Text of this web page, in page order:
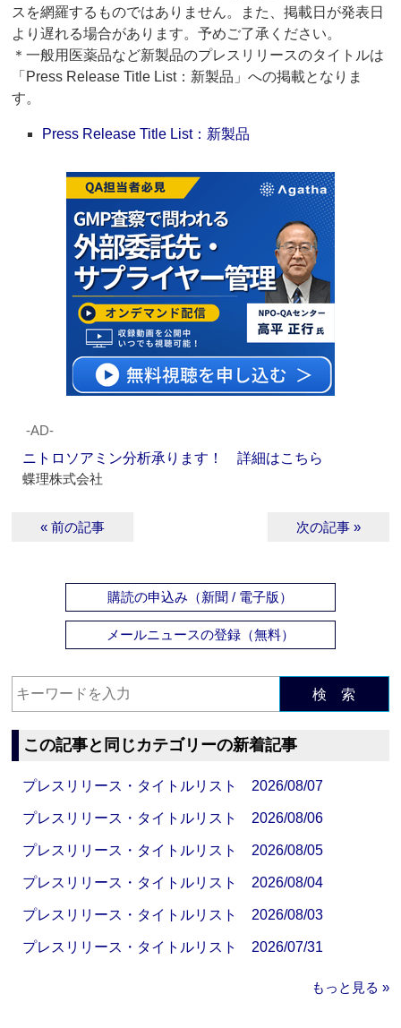
スを網羅するものではありません。また、掲載日が発表日
より遅れる場合があります。予めご了承ください。
＊一般用医薬品など新製品のプレスリリースのタイトルは
「Press Release Title List：新製品」への掲載となりま
す。
Press Release Title List：新製品
‐AD‐
ニトロソアミン分析承ります！ 詳細はこちら
蝶理株式会社
« 前の記事 次の記事 »
購読の申込み（新聞 / 電子版）
メールニュースの登録（無料）
検 索
この記事と同じカテゴリーの新着記事
プレスリリース・タイトルリスト 2026/08/07
プレスリリース・タイトルリスト 2026/08/06
プレスリリース・タイトルリスト 2026/08/05
プレスリリース・タイトルリスト 2026/08/04
プレスリリース・タイトルリスト 2026/08/03
プレスリリース・タイトルリスト 2026/07/31
もっと見る »